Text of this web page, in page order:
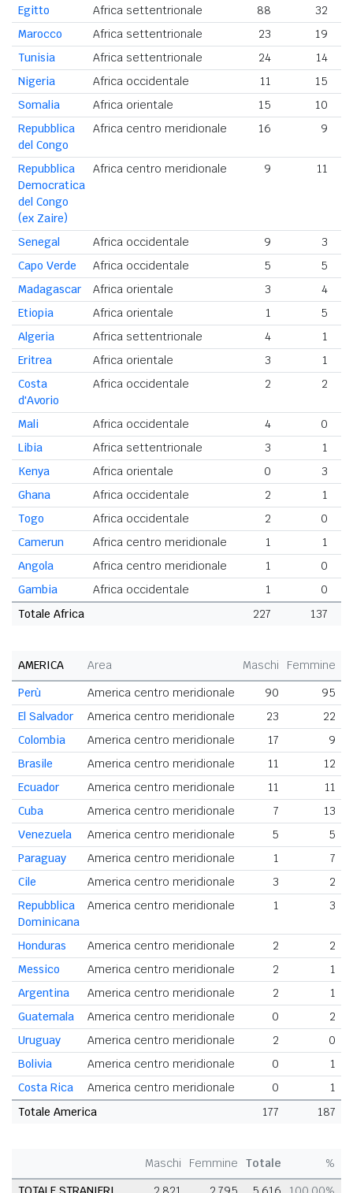
Egitto
Africa settentrionale 88 32
Marocco
Africa settentrionale 23
19
Tunisia
Africa settentrionale 24
14
Nigeria
Africa occidentale 11
15
Somalia
Africa orientale 15
10
Repubblica
del Congo
Africa centro meridionale 16 9
Repubblica
Democratica
del Congo
(ex Zaire)
Africa centro meridionale 9 11
Senegal Africa occidentale 9
3
Capo Verde
Africa occidentale 5
5
Madagascar
Africa orientale 3
4
Etiopia
Africa orientale 1
5
Algeria
Africa settentrionale 4
1
Eritrea
Africa orientale 3
1
Costa
d'Avorio
Africa occidentale 2 2
Mali Africa occidentale 4
0
Libia
Africa settentrionale 3
1
Kenya
Africa orientale 0
3
Ghana
Africa occidentale 2
1
Togo
Africa occidentale 2
0
Camerun
Africa centro meridionale 1
1
Angola
Africa centro meridionale 1
0
Gambia
Africa occidentale 1
0
Totale Africa
227 137
AMERICA Area Maschi Femmine
Perù
America centro meridionale 90
95
El Salvador
America centro meridionale 23
22
Colombia
America centro meridionale 17
9
Brasile
America centro meridionale 11
12
Ecuador
America centro meridionale 11
11
Cuba
America centro meridionale 7
13
Venezuela
America centro meridionale 5
5
Paraguay
America centro meridionale 1
7
Cile
America centro meridionale 3
2
Repubblica
Dominicana
America centro meridionale 1 3
Honduras America centro meridionale 2
2
Messico
America centro meridionale 2
1
Argentina
America centro meridionale 2
1
Guatemala
America centro meridionale 0
2
Uruguay
America centro meridionale 2
0
Bolivia
America centro meridionale 0
1
Costa Rica
America centro meridionale 0
1
Totale America
177 187
Maschi Femmine Totale
%